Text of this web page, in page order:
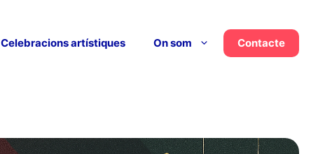
Celebracions artístiques On som Contacte